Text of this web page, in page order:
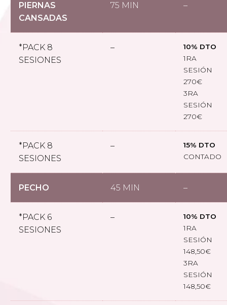
PIERNAS
CANSADAS
75 MIN –
*PACK 8
SESIONES
–
10% DTO
1RA
SESIÓN
270€
3RA
SESIÓN
270€
*PACK 8
SESIONES
–
15% DTO
CONTADO
PECHO 45 MIN –
*PACK 6
SESIONES
–
10% DTO
1RA
SESIÓN
148,50€
3RA
SESIÓN
148,50€